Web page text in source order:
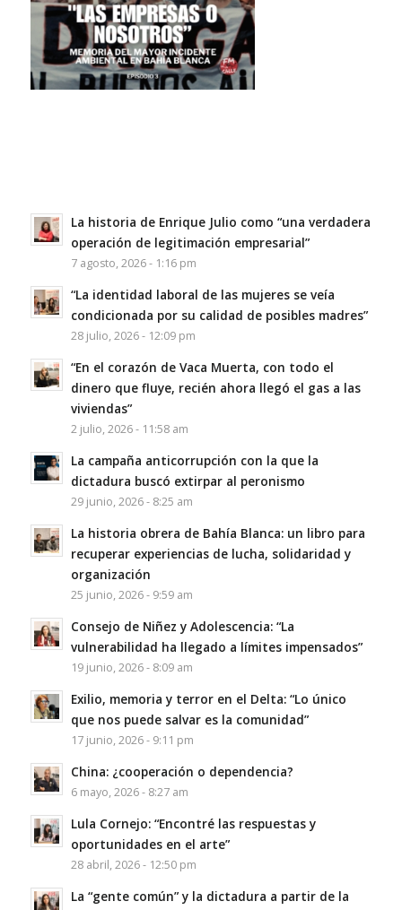
La historia de Enrique Julio como “una verdadera
operación de legitimación empresarial”
7 agosto, 2026 - 1:16 pm
“La identidad laboral de las mujeres se veía
condicionada por su calidad de posibles madres”
28 julio, 2026 - 12:09 pm
“En el corazón de Vaca Muerta, con todo el
dinero que fluye, recién ahora llegó el gas a las
viviendas”
2 julio, 2026 - 11:58 am
La campaña anticorrupción con la que la
dictadura buscó extirpar al peronismo
29 junio, 2026 - 8:25 am
La historia obrera de Bahía Blanca: un libro para
recuperar experiencias de lucha, solidaridad y
organización
25 junio, 2026 - 9:59 am
Consejo de Niñez y Adolescencia: “La
vulnerabilidad ha llegado a límites impensados”
19 junio, 2026 - 8:09 am
Exilio, memoria y terror en el Delta: “Lo único
que nos puede salvar es la comunidad”
17 junio, 2026 - 9:11 pm
China: ¿cooperación o dependencia?
6 mayo, 2026 - 8:27 am
Lula Cornejo: “Encontré las respuestas y
oportunidades en el arte”
28 abril, 2026 - 12:50 pm
La “gente común” y la dictadura a partir de la